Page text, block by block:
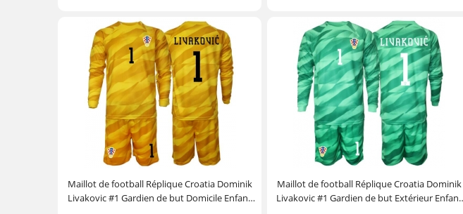
Maillot de football Réplique Croatia Dominik
Livakovic #1 Gardien de but Domicile Enfant
Maillot de football Réplique Croatia Dominik
Livakovic #1 Gardien de but Extérieur Enfant